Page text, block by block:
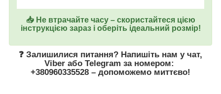
📥 Не втрачайте часу – скористайтеся цією
інструкцією зараз і оберіть ідеальний розмір!
❓ Залишилися питання? Напишіть нам у чат,
Viber або Telegram за номером:
+380960335528 – допоможемо миттєво!